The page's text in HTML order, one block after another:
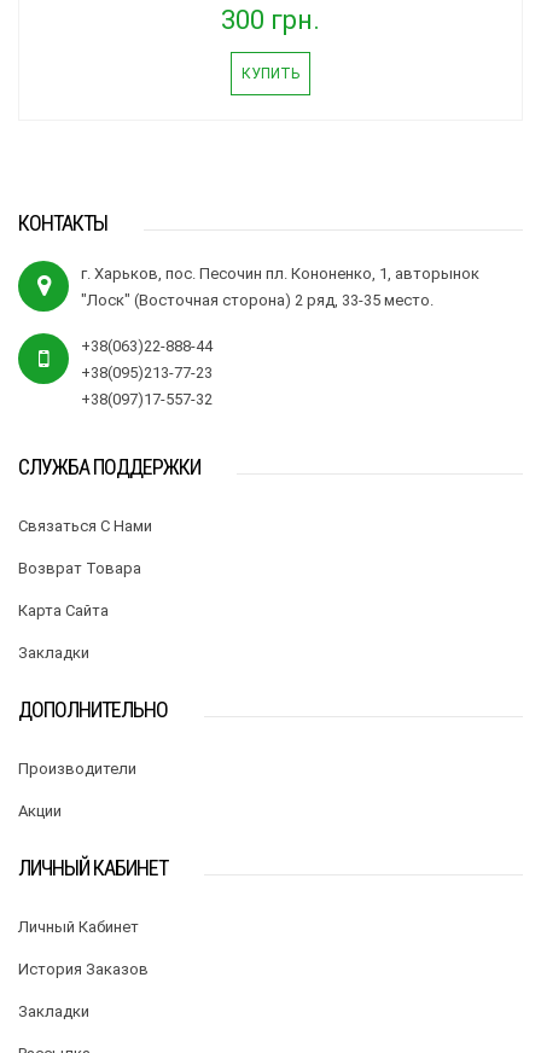
300 грн.
КУПИТЬ
КОНТАКТЫ
г. Харьков, пос. Песочин пл. Кононенко, 1, авторынок
"Лоск" (Восточная сторона) 2 ряд, 33-35 место.
+38(063)22-888-44
+38(095)213-77-23
+38(097)17-557-32
СЛУЖБА ПОДДЕРЖКИ
Связаться С Нами
Возврат Товара
Карта Сайта
Закладки
ДОПОЛНИТЕЛЬНО
Производители
Акции
ЛИЧНЫЙ КАБИНЕТ
Личный Кабинет
История Заказов
Закладки